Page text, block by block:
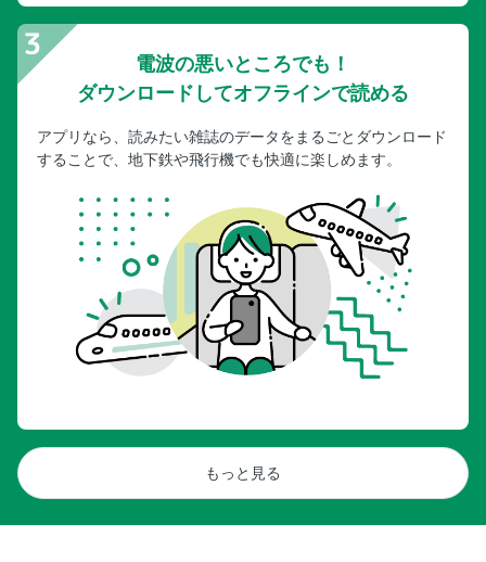
電波の悪いところでも！
ダウンロードしてオフラインで読める
アプリなら、読みたい雑誌のデータをまるごとダウンロード
することで、地下鉄や飛行機でも快適に楽しめます。
もっと見る